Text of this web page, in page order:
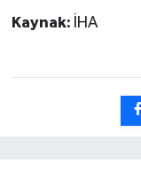
Kaynak: İHA